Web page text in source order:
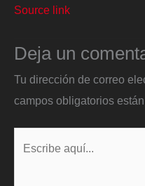
Source link
Deja un
Tu dirección de correo
campos obligatorios